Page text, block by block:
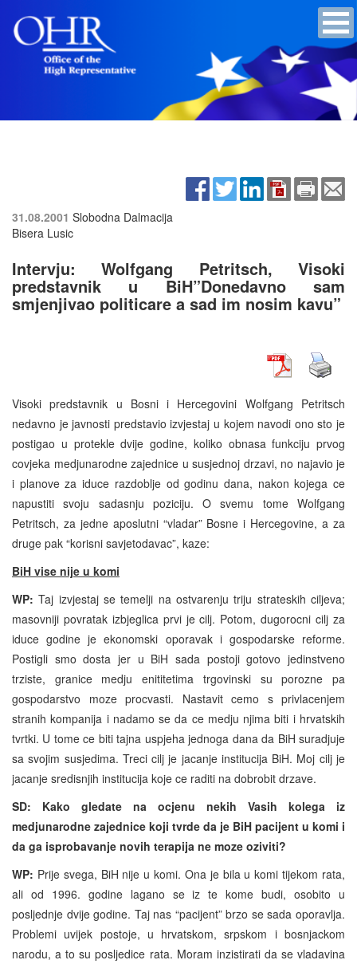
31.08.2001 Slobodna Dalmacija
Bisera Lusic
Intervju: Wolfgang Petritsch, Visoki
predstavnik u BiH”Donedavno sam
smjenjivao politicare a sad im nosim kavu”
Visoki predstavnik u Bosni i Hercegovini Wolfgang Petritsch
nedavno je javnosti predstavio izvjestaj u kojem navodi ono sto je
postigao u protekle dvije godine, koliko obnasa funkciju prvog
covjeka medjunarodne zajednice u susjednoj drzavi, no najavio je
i planove za iduce razdoblje od godinu dana, nakon kojega ce
napustiti svoju sadasnju poziciju. O svemu tome Wolfgang
Petritsch, za jedne aposlutni “vladar” Bosne i Hercegovine, a za
druge pak “korisni savjetodavac”, kaze:
BiH vise nije u komi
WP:Taj izvjestaj se temelji na ostvarenju triju strateskih ciljeva;
masovniji povratak izbjeglica prvi je cilj. Potom, dugorocni cilj za
iduce godine je ekonomski oporavak i gospodarske reforme.
Postigli smo dosta jer u BiH sada postoji gotovo jedinstveno
trziste, granice medju enititetima trgovinski su porozne pa
gospodarstvo moze procvasti. Nastavit cemo s privlacenjem
stranih kompanija i nadamo se da ce medju njima biti i hrvatskih
tvrtki. U tome ce biti tajna uspjeha jednoga dana da BiH suradjuje
sa svojim susjedima. Treci cilj je jacanje institucija BiH. Moj cilj je
jacanje sredisnjih institucija koje ce raditi na dobrobit drzave.
SD: Kako gledate na ocjenu nekih Vasih kolega iz
medjunarodne zajednice koji tvrde da je BiH pacijent u komi i
da ga isprobavanje novih terapija ne moze oziviti?
WP: Prije svega, BiH nije u komi. Ona je bila u komi tijekom rata,
ali od 1996. godine lagano se iz te kome budi, osobito u
posljednje dvije godine. Taj nas “pacijent” brzo se sada oporavlja.
Problemi uvijek postoje, u hrvatskom, srpskom i bosnjackom
narodu, a to su posljedice rata. Moram inzistirati da se vladavina